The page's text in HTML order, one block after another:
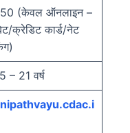
(केवल ऑनलाइन –
क्रेडिट कार्ड/नेट
– 21 वर्ष